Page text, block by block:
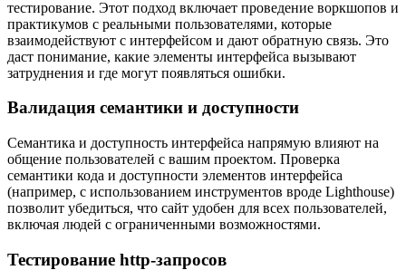
тестирование. Этот подход включает проведение воркшопов и
практикумов с реальными пользователями, которые
взаимодействуют с интерфейсом и дают обратную связь. Это
даст понимание, какие элементы интерфейса вызывают
затруднения и где могут появляться ошибки.
Валидация семантики и доступности
Семантика и доступность интерфейса напрямую влияют на
общение пользователей с вашим проектом. Проверка
семантики кода и доступности элементов интерфейса
(например, с использованием инструментов вроде Lighthouse)
позволит убедиться, что сайт удобен для всех пользователей,
включая людей с ограниченными возможностями.
Тестирование http-запросов